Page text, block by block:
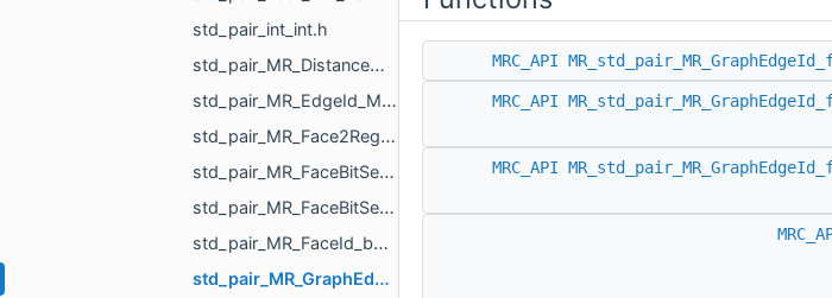
std_pair_int_int.h
std_pair_MR_DistanceMap_MR_DistanceMap.h
std_pair_MR_EdgeId_MR_EdgeId.h
std_pair_MR_Face2RegionMap_int.h
std_pair_MR_FaceBitSet_int.h
std_pair_MR_FaceBitSet_MR_FaceBitSet.h
std_pair_MR_FaceId_bool.h
std_pair_MR_GraphEdgeId_float.h
MRC_API
MRC_API
MRC_API